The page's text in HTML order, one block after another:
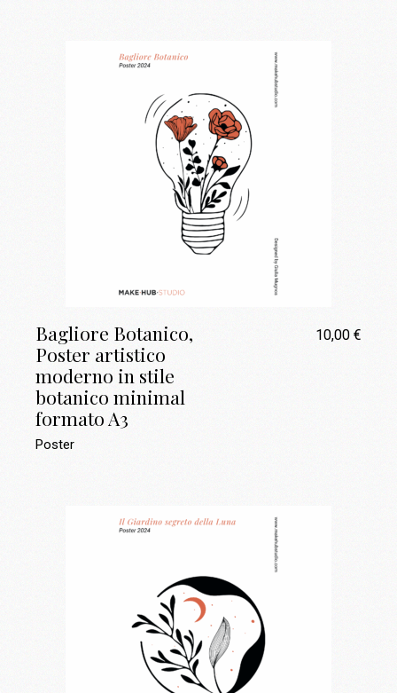
Bagliore Botanico,
Poster artistico
moderno in stile
botanico minimal
formato A3
10,00 €
Poster